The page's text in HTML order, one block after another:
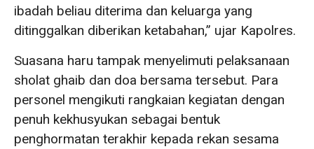
ibadah beliau diterima dan keluarga yang
ditinggalkan diberikan ketabahan,” ujar Kapolres.
Suasana haru tampak menyelimuti pelaksanaan
sholat ghaib dan doa bersama tersebut. Para
personel mengikuti rangkaian kegiatan dengan
penuh kekhusyukan sebagai bentuk
penghormatan terakhir kepada rekan sesama